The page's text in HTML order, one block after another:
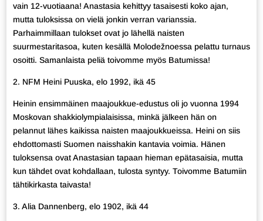
vain 12-vuotiaana! Anastasia kehittyy tasaisesti koko ajan,
mutta tuloksissa on vielä jonkin verran varianssia.
Parhaimmillaan tulokset ovat jo lähellä naisten
suurmestaritasoa, kuten kesällä Molodežnoessa pelattu turnaus
osoitti. Samanlaista peliä toivomme myös Batumissa!
2. NFM Heini Puuska, elo 1992, ikä 45
Heinin ensimmäinen maajoukkue-edustus oli jo vuonna 1994
Moskovan shakkiolympialaisissa, minkä jälkeen hän on
pelannut lähes kaikissa naisten maajoukkueissa. Heini on siis
ehdottomasti Suomen naisshakin kantavia voimia. Hänen
tuloksensa ovat Anastasian tapaan hieman epätasaisia, mutta
kun tähdet ovat kohdallaan, tulosta syntyy. Toivomme Batumiin
tähtikirkasta taivasta!
3. Alia Dannenberg, elo 1902, ikä 44